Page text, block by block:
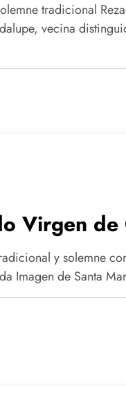
tradicional
vecina
Virgen de
y solemne
Imagen de Santa